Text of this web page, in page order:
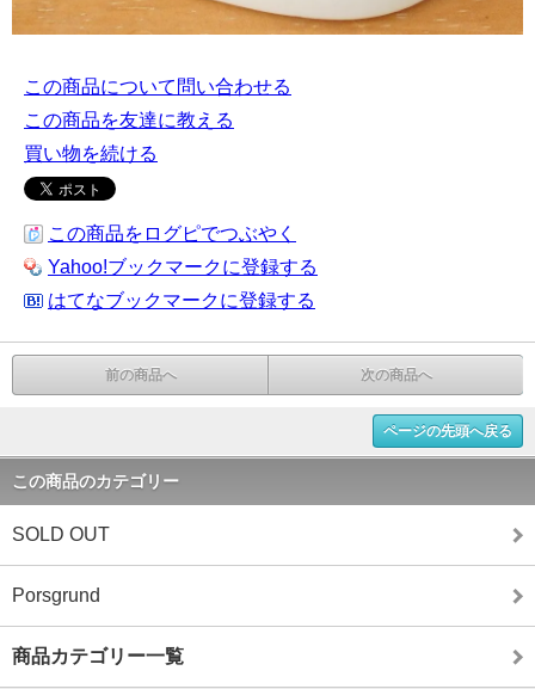
この商品について問い合わせる
この商品を友達に教える
買い物を続ける
この商品をログピでつぶやく
Yahoo!ブックマークに登録する
はてなブックマークに登録する
前の商品へ 次の商品へ
ページの先頭へ戻る
この商品のカテゴリー
SOLD OUT
Porsgrund
商品カテゴリー一覧